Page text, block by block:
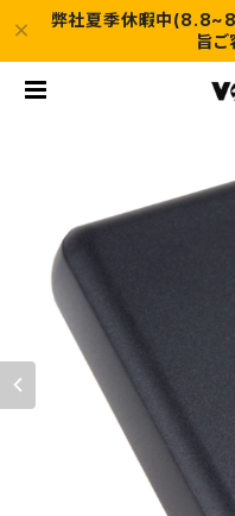
弊社夏季休暇中
旨ご